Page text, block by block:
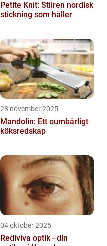
Petite Knit: Stilren nordisk
stickning som håller
28 november 2025
Mandolin: Ett oumbärligt
köksredskap
04 oktober 2025
Rediviva optik - din